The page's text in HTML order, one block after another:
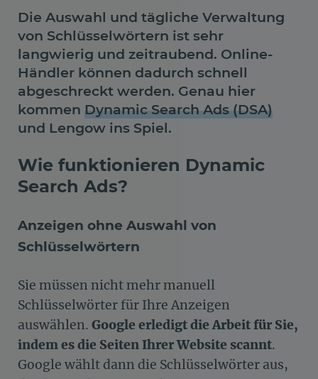
Die Auswahl und tägliche Verwaltung
von Schlüsselwörtern ist sehr
langwierig und zeitraubend. Online-
Händler können dadurch schnell
abgeschreckt werden. Genau hier
kommen Dynamic Search Ads (DSA)
und Lengow ins Spiel.
Wie funktionieren Dynamic
Search Ads?
Anzeigen ohne Auswahl von
Schlüsselwörtern
Sie müssen nicht mehr manuell
Schlüsselwörter für Ihre Anzeigen
auswählen. Google erledigt die Arbeit für Sie,
indem es die Seiten Ihrer Website scannt.
Google wählt dann die Schlüsselwörter aus,